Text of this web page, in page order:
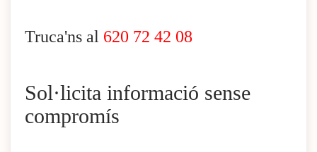
Truca'ns al 620 72 42 08
Sol·licita informació sense
compromís